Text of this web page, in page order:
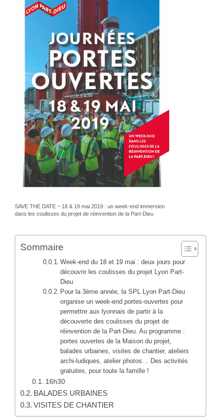
SAVE THE DATE ~ 18 & 19 mai 2019 : un week-end immersion
dans les coulisses du projet de réinvention de la Part-Dieu
Sommaire
Week-end du 18 et 19 mai : deux jours pour
découvrir les coulisses du projet Lyon Part-
Dieu
Pour la 3ème année, la SPL Lyon Part-Dieu
organise un week-end portes-ouvertes pour
permettre aux lyonnais de partir à la
découverte des coulisses du projet de
réinvention de la Part-Dieu. Au programme :
portes ouvertes de la Maison du projet,
balades urbaines, visites de chantier, ateliers
archi-ludiques, atelier photos… Des activités
gratuites, pour toute la famille !
16h30
BALADES URBAINES
VISITES DE CHANTIER